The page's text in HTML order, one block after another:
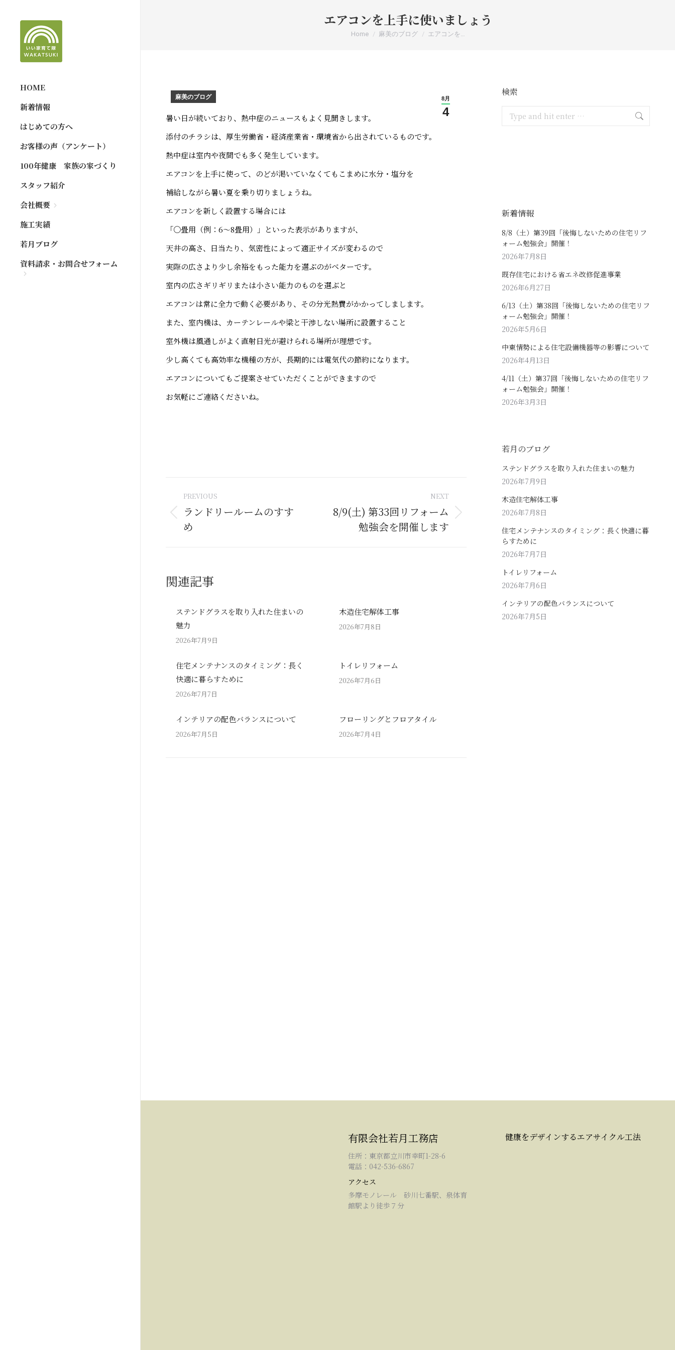
HOME
新着情報
はじめての方へ
お客様の声（アンケート）
100年健康 家族の家づくり
スタッフ紹介
会社概要
施工実績
若月ブログ
資料請求・お問合せフォーム
エアコンを上手に使いましょう
You are here:
Home 麻美のブログ エアコンを…
8月
4
麻美のブログ
暑い日が続いており、熱中症のニュースもよく見聞きします。
添付のチラシは、厚生労働省・経済産業省・環境省から出されているものです。
熱中症は室内や夜間でも多く発生しています。
エアコンを上手に使って、のどが渇いていなくてもこまめに水分・塩分を
補給しながら暑い夏を乗り切りましょうね。
エアコンを新しく設置する場合には
「〇畳用（例：6～8畳用）」といった表示がありますが、
天井の高さ、日当たり、気密性によって適正サイズが変わるので
実際の広さより少し余裕をもった能力を選ぶのがベターです。
室内の広さギリギリまたは小さい能力のものを選ぶと
エアコンは常に全力で動く必要があり、その分光熱費がかかってしまします。
また、室内機は、カーテンレールや梁と干渉しない場所に設置すること
室外機は風通しがよく直射日光が避けられる場所が理想です。
少し高くても高効率な機種の方が、長期的には電気代の節約になります。
エアコンについてもご提案させていただくことができますので
お気軽にご連絡くださいね。
Post
navigation
PREVIOUS
Previous
post:
ランドリールームのすす
め
NEXT
Next
8/9(土) 第33回リフォーム
勉強会を開催します
関連記事
ステンドグラスを取り入れた住まいの
魅力
2026年7月9日
木造住宅解体工事
2026年7月8日
住宅メンテナンスのタイミング：長く
快適に暮らすために
2026年7月7日
トイレリフォーム
2026年7月6日
インテリアの配色バランスについて
2026年7月5日
フローリングとフロアタイル
2026年7月4日
検索
新着情報
8/8（土）第39回「後悔しないための住宅リフ
ォーム勉強会」開催！
2026年7月8日
既存住宅における省エネ改修促進事業
2026年6月27日
6/13（土）第38回「後悔しないための住宅リフ
ォーム勉強会」開催！
2026年5月6日
中東情勢による住宅設備機器等の影響について
2026年4月13日
4/11（土）第37回「後悔しないための住宅リフ
ォーム勉強会」開催！
2026年3月3日
若月のブログ
ステンドグラスを取り入れた住まいの魅力
2026年7月9日
木造住宅解体工事
2026年7月8日
住宅メンテナンスのタイミング：長く快適に暮
らすために
2026年7月7日
トイレリフォーム
2026年7月6日
インテリアの配色バランスについて
2026年7月5日
有限会社若月工務店
住所：東京都立川市幸町1-28-6
電話：042-536-6867
アクセス
多摩モノレール 砂川七番駅、泉体育
館駅より徒歩７分
健康をデザインするエアサイクル工法